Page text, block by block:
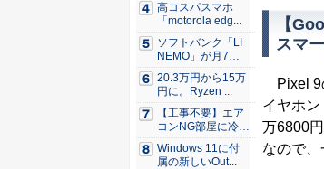
【
スマ
Pixel 9
イヤホ
万6800
なので、
高コスパスマホ
「motorola edg...
ソフトバンク「LI
NEMO」が月7日
間、...
20.3万円から15万
円に。Ryzen ...
【工事不要】エア
コンNG部屋に冷房
を！ ...
Windows 11に付
属の新しいOut...